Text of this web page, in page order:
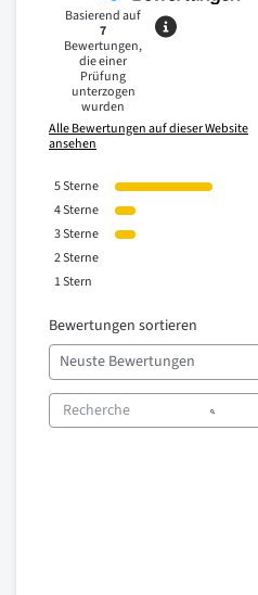
Basierend auf
7
Bewertungen,
die einer
Prüfung
unterzogen
wurden
Alle Bewertungen auf dieser Website
ansehen
5Sterne
4Sterne
3Sterne
2Sterne
1Stern
Bewertungen sortieren